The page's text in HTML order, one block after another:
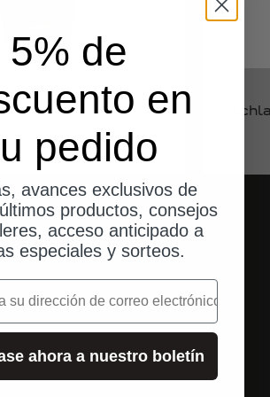
Cambio de tiendas
Gr. M.
5% de
en
pedido
avances exclusivos de
productos, consejos
acceso anticipado a
especiales y sorteos.
ahora a nuestro boletín